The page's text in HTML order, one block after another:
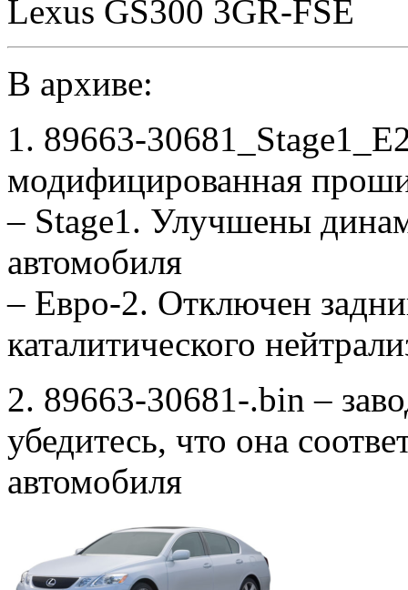
Lexus GS300 3GR-FSE
В архиве:
1. 89663-
модифицированная
– Stage1. Улучшены
автомобиля
– Евро-2. Отключен
каталитического
2. 89663-30681-.bin –
убедитесь, что она
автомобиля